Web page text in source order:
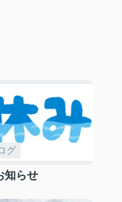
グ
知らせ